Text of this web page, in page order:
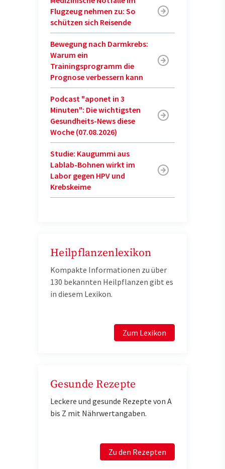
Flugzeug nehmen zu: So
schützen sich Reisende
Bewegung nach Darmkrebs:
Warum ein
Trainingsprogramm die
Prognose verbessern kann
Podcast "aponet in 3
Minuten": Die wichtigsten
Gesundheits-News diese
Woche (07.08.2026)
Studie: Kaugummi aus
Lablab-Bohnen wirkt im
Labor gegen HPV und
Krebskeime
Heilpflanzenlexikon
Kompakte Informationen zu über
130 bekannten Heilpflanzen gibt es
in diesem Lexikon.
Zum Lexikon
Gesunde Rezepte
Leckere und gesunde Rezepte von A
bis Z mit Nährwertangaben.
Zu den Rezepten